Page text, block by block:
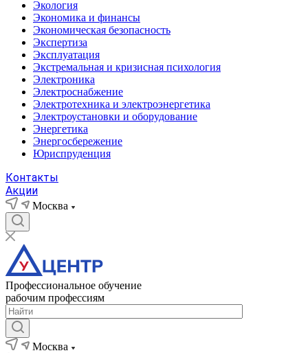
Экология
Экономика и финансы
Экономическая безопасность
Экспертиза
Эксплуатация
Экстремальная и кризисная психология
Электроника
Электроснабжение
Электротехника и электроэнергетика
Электроустановки и оборудование
Энергетика
Энергосбережение
Юриспруденция
Контакты
Акции
Москва
Профессиональное обучение
рабочим профессиям
Москва